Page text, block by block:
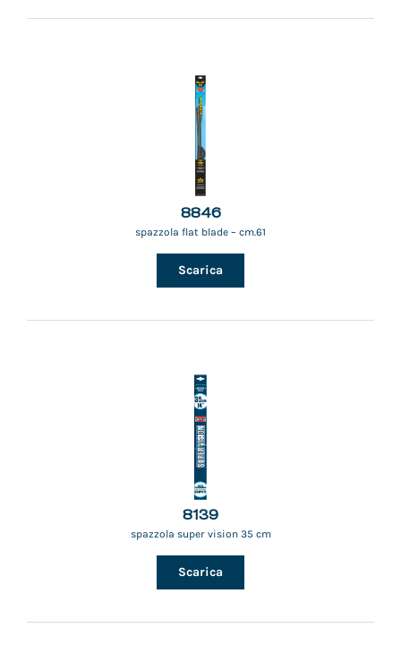
8846
spazzola flat blade – cm.61
Scarica
8139
spazzola super vision 35 cm
Scarica